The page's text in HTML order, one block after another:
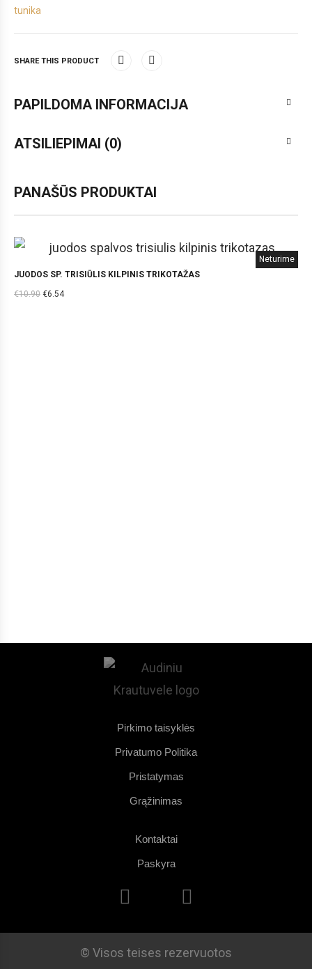
tunika
SHARE THIS PRODUCT
PAPILDOMA INFORMACIJA
ATSILIEPIMAI (0)
PANAŠŪS PRODUKTAI
Neturime
JUODOS SP. TRISIŪLIS KILPINIS TRIKOTAŽAS
€10.90 €6.54
Pirkimo taisyklės
Privatumo Politika
Pristatymas
Grąžinimas
Kontaktai
Paskyra
© Visos teises rezervuotos